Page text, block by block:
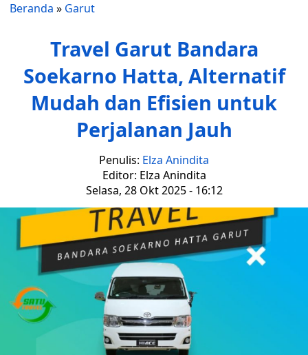
Beranda » Garut
Travel Garut Bandara
Soekarno Hatta, Alternatif
Mudah dan Efisien untuk
Perjalanan Jauh
Penulis: Elza Anindita
Editor: Elza Anindita
Selasa, 28 Okt 2025 - 16:12